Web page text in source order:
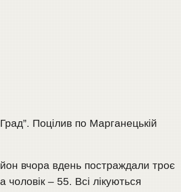
Поцілив по Марганецькій
вчора вдень постраждали троє
– 55. Всі лікуються